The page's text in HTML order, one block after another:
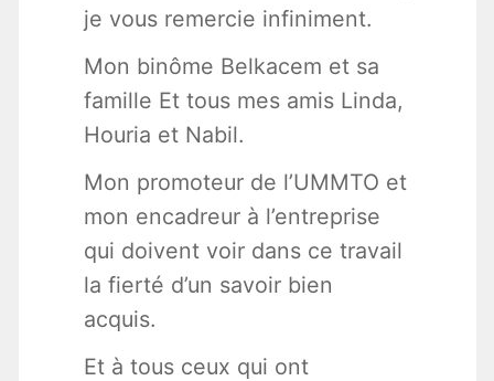
je vous remercie infiniment.
Mon binôme Belkacem et sa
famille Et tous mes amis Linda,
Houria et Nabil.
Mon promoteur de l’UMMTO et
mon encadreur à l’entreprise
qui doivent voir dans ce travail
la fierté d’un savoir bien
acquis.
Et à tous ceux qui ont